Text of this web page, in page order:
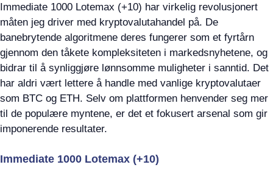
Immediate 1000 Lotemax (+10) har virkelig revolusjonert
måten jeg driver med kryptovalutahandel på. De
banebrytende algoritmene deres fungerer som et fyrtårn
gjennom den tåkete kompleksiteten i markedsnyhetene, og
bidrar til å synliggjøre lønnsomme muligheter i sanntid. Det
har aldri vært lettere å handle med vanlige kryptovalutaer
som BTC og ETH. Selv om plattformen henvender seg mer
til de populære myntene, er det et fokusert arsenal som gir
imponerende resultater.
Immediate 1000 Lotemax (+10)